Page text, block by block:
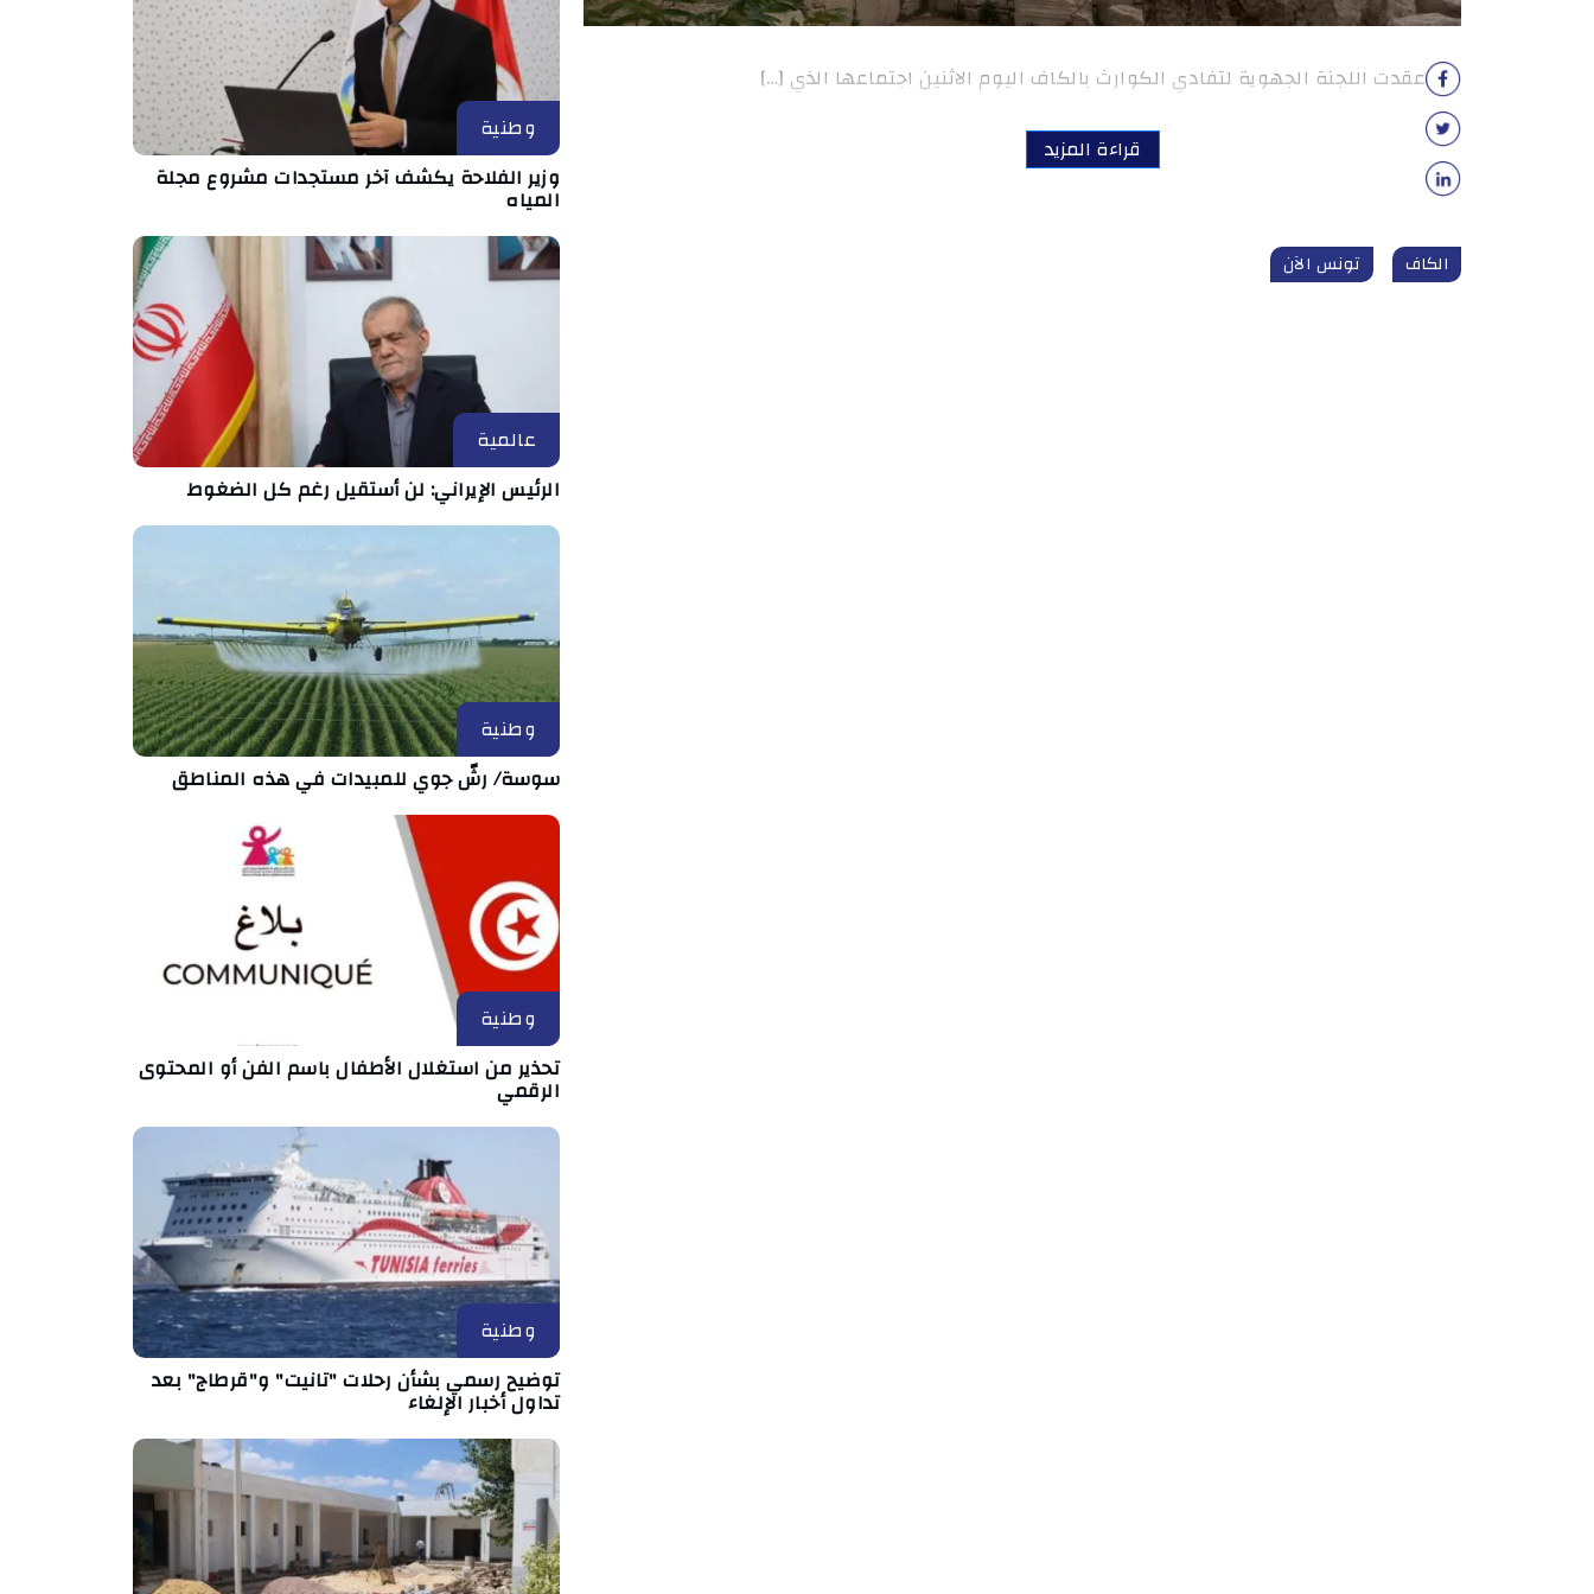
عقدت اللجنة الجهوية لتفادي الكوارث بالكاف اليوم الاثنين اجتماعها الذي […]
قراءة المزيد
الكاف تونس الآن
وطنية
وزير الفلاحة يكشف آخر مستجدات مشروع مجلة
المياه
عالمية
الرئيس الإيراني: لن أستقيل رغم كل الضغوط
وطنية
سوسة/ رشّ جوي للمبيدات في هذه المناطق
وطنية
تحذير من استغلال الأطفال باسم الفن أو المحتوى
الرقمي
وطنية
توضيح رسمي بشأن رحلات "تانيت" و"قرطاج" بعد
تداول أخبار الإلغاء